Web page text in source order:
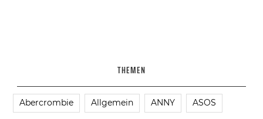
THEMEN
Abercrombie Allgemein ANNY ASOS